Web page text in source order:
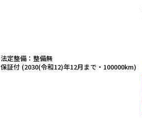
法定整備：整備無
保証付 (2030(令和12)年12月まで・100000km)